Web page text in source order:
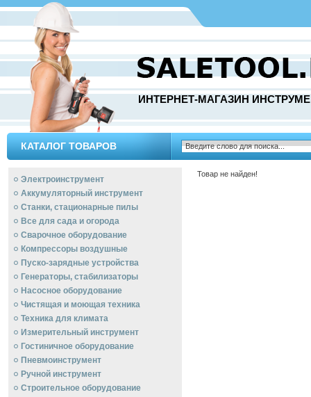
ИНТЕРНЕТ-МАГАЗИН
КАТАЛОГ ТОВАРОВ
Электроинструмент
Аккумуляторный инструмент
Станки, стационарные пилы
Все для сада и огорода
Сварочное оборудование
Компрессоры воздушные
Пуско-зарядные устройства
Генераторы, стабилизаторы
Насосное оборудование
Чистящая и моющая техника
Техника для климата
Измерительный инструмент
Гостиничное оборудование
Пневмоинструмент
Ручной инcтрумент
Строительное оборудование
Товар не найден!